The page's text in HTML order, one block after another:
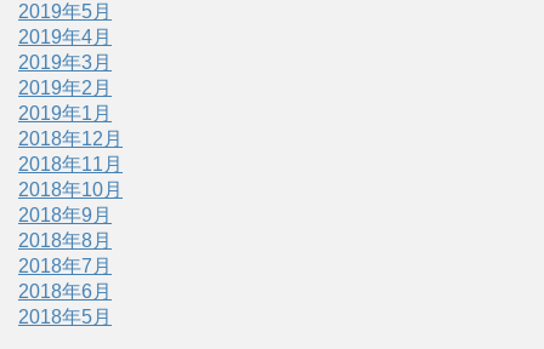
2019年5月
2019年4月
2019年3月
2019年2月
2019年1月
2018年12月
2018年11月
2018年10月
2018年9月
2018年8月
2018年7月
2018年6月
2018年5月